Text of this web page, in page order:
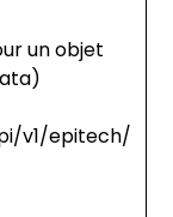
un objet
v1/epitech/